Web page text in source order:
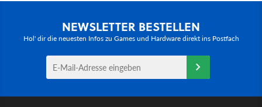
NEWSLETTER BESTELLEN
Hol' dir die neuesten Infos zu Games und Hardware direkt ins Postfach